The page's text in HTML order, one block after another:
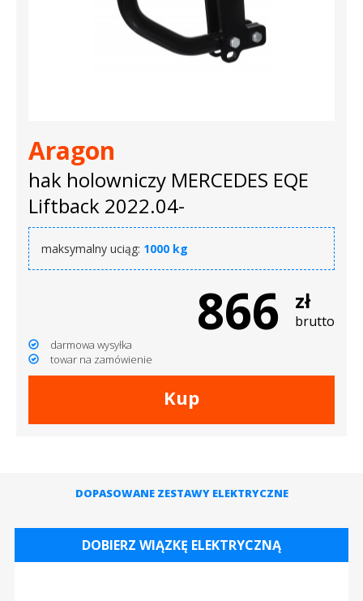
Aragon
hak holowniczy MERCEDES EQE
Liftback 2022.04-
maksymalny uciąg: 1000 kg
866 zł
brutto
darmowa wysyłka
towar na zamówienie
Kup
DOPASOWANE ZESTAWY ELEKTRYCZNE
DOBIERZ WIĄZKĘ ELEKTRYCZNĄ